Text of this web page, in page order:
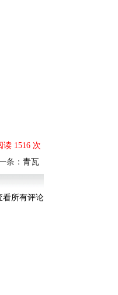
读 1516 次
条： 青瓦
看所有评论